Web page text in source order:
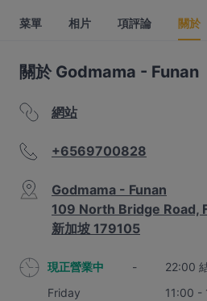
菜單 相片 項評論 關於
關於 Godmama - Funan
網站
+6569700828
Godmama - Funan
109 North Bridge Road,
新加坡 179105
現正營業中 -
22:00
Friday
11:00 -